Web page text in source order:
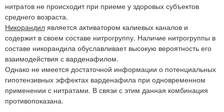
нитратов не происходит при приеме у здоровых субъектов
среднего возраста.
Никорандил является активатором калиевых каналов и
содержит в своем составе нитрогруппу. Наличие нитрогруппы в
составе никорандила обуславливает высокую вероятность его
взаимодействия с варденафилом.
Однако не имеется достаточной информации о потенциальных
гипотензивных эффектах варденафила при одновременном
применении с нитратами. В связи с этим данная комбинация
противопоказана.